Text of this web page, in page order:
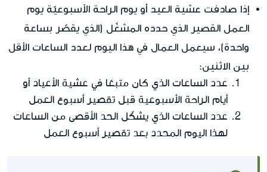
إذا صادفت عشية العيد أو يوم الراحة الأسبوعيّة يوم
العمل القصير الذي حدده المشغّل (الذي يقصّر بساعة
واحدة)، سيعمل العمال في هذا اليوم لعدد الساعات الأقل
بين الاثنين :
عدد الساعات الذي كان متبعًا في عشية الأعياد أو
أيام الراحة الأسبوعية قبل تقصير أسبوع العمل
عدد الساعات الذي يشكّل الحد الأقصى من الساعات
لهذا اليوم المحدد بعد تقصير أسبوع العمل